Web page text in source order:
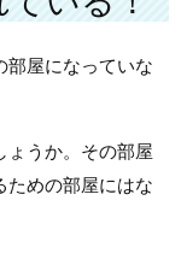
部屋になっていな
ょうか。その部屋
ための部屋にはな